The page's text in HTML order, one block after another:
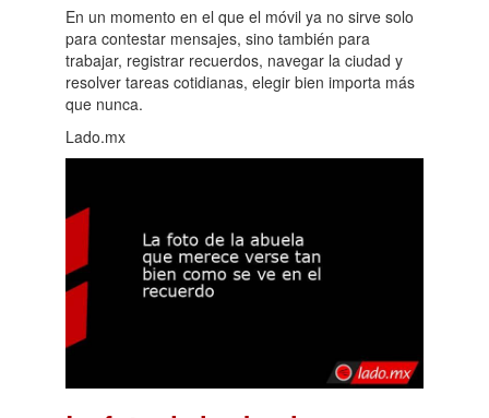
En un momento en el que el móvil ya no sirve solo
para contestar mensajes, sino también para
trabajar, registrar recuerdos, navegar la ciudad y
resolver tareas cotidianas, elegir bien importa más
que nunca.
Lado.mx